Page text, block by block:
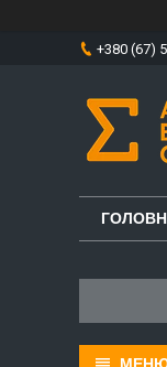
+380 (67)